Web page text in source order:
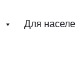
Для